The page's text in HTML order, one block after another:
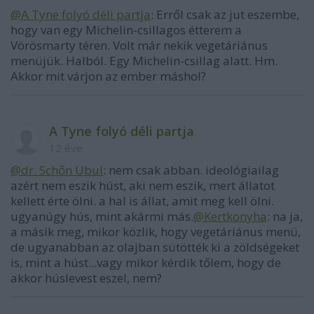
@A Tyne folyó déli partja: Erről csak az jut eszembe,
hogy van egy Michelin-csillagos étterem a
Vörösmarty téren. Volt már nekik vegetáriánus
menüjük. Halból. Egy Michelin-csillag alatt. Hm.
Akkor mit várjon az ember máshol?
A Tyne folyó déli partja
@dr. Schőn Ubul: nem csak abban. ideológiailag
azért nem eszik húst, aki nem eszik, mert állatot
kellett érte ölni. a hal is állat, amit meg kell ölni.
ugyanúgy hús, mint akármi más.@Kertkonyha: na ja,
a másik meg, mikor közlik, hogy vegetáriánus menü,
de ugyanabban az olajban sütötték ki a zöldségeket
is, mint a húst...vagy mikor kérdik tőlem, hogy de
akkor húslevest eszel, nem?